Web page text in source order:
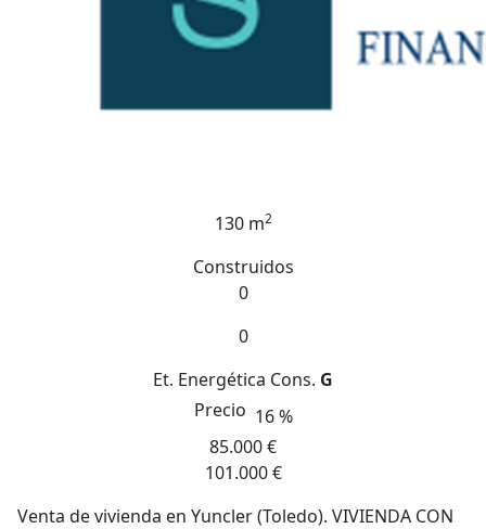
130 m2
Construidos
0
0
Et. Energética Cons. G
Precio 16 %
85.000 €
101.000 €
Venta de vivienda en Yuncler (Toledo). VIVIENDA CON